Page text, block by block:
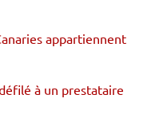
appartiennent
à un prestataire